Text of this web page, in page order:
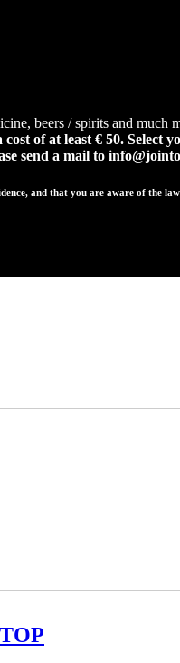
beers / spirits and much
of at least € 50. Select
send a mail to
and that you are aware of the